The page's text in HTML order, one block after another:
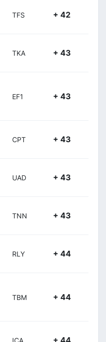
TFS + 42
TKA + 43
EF1 + 43
CPT + 43
UAD + 43
TNN + 43
RLY + 44
TBM + 44
ICA + 44